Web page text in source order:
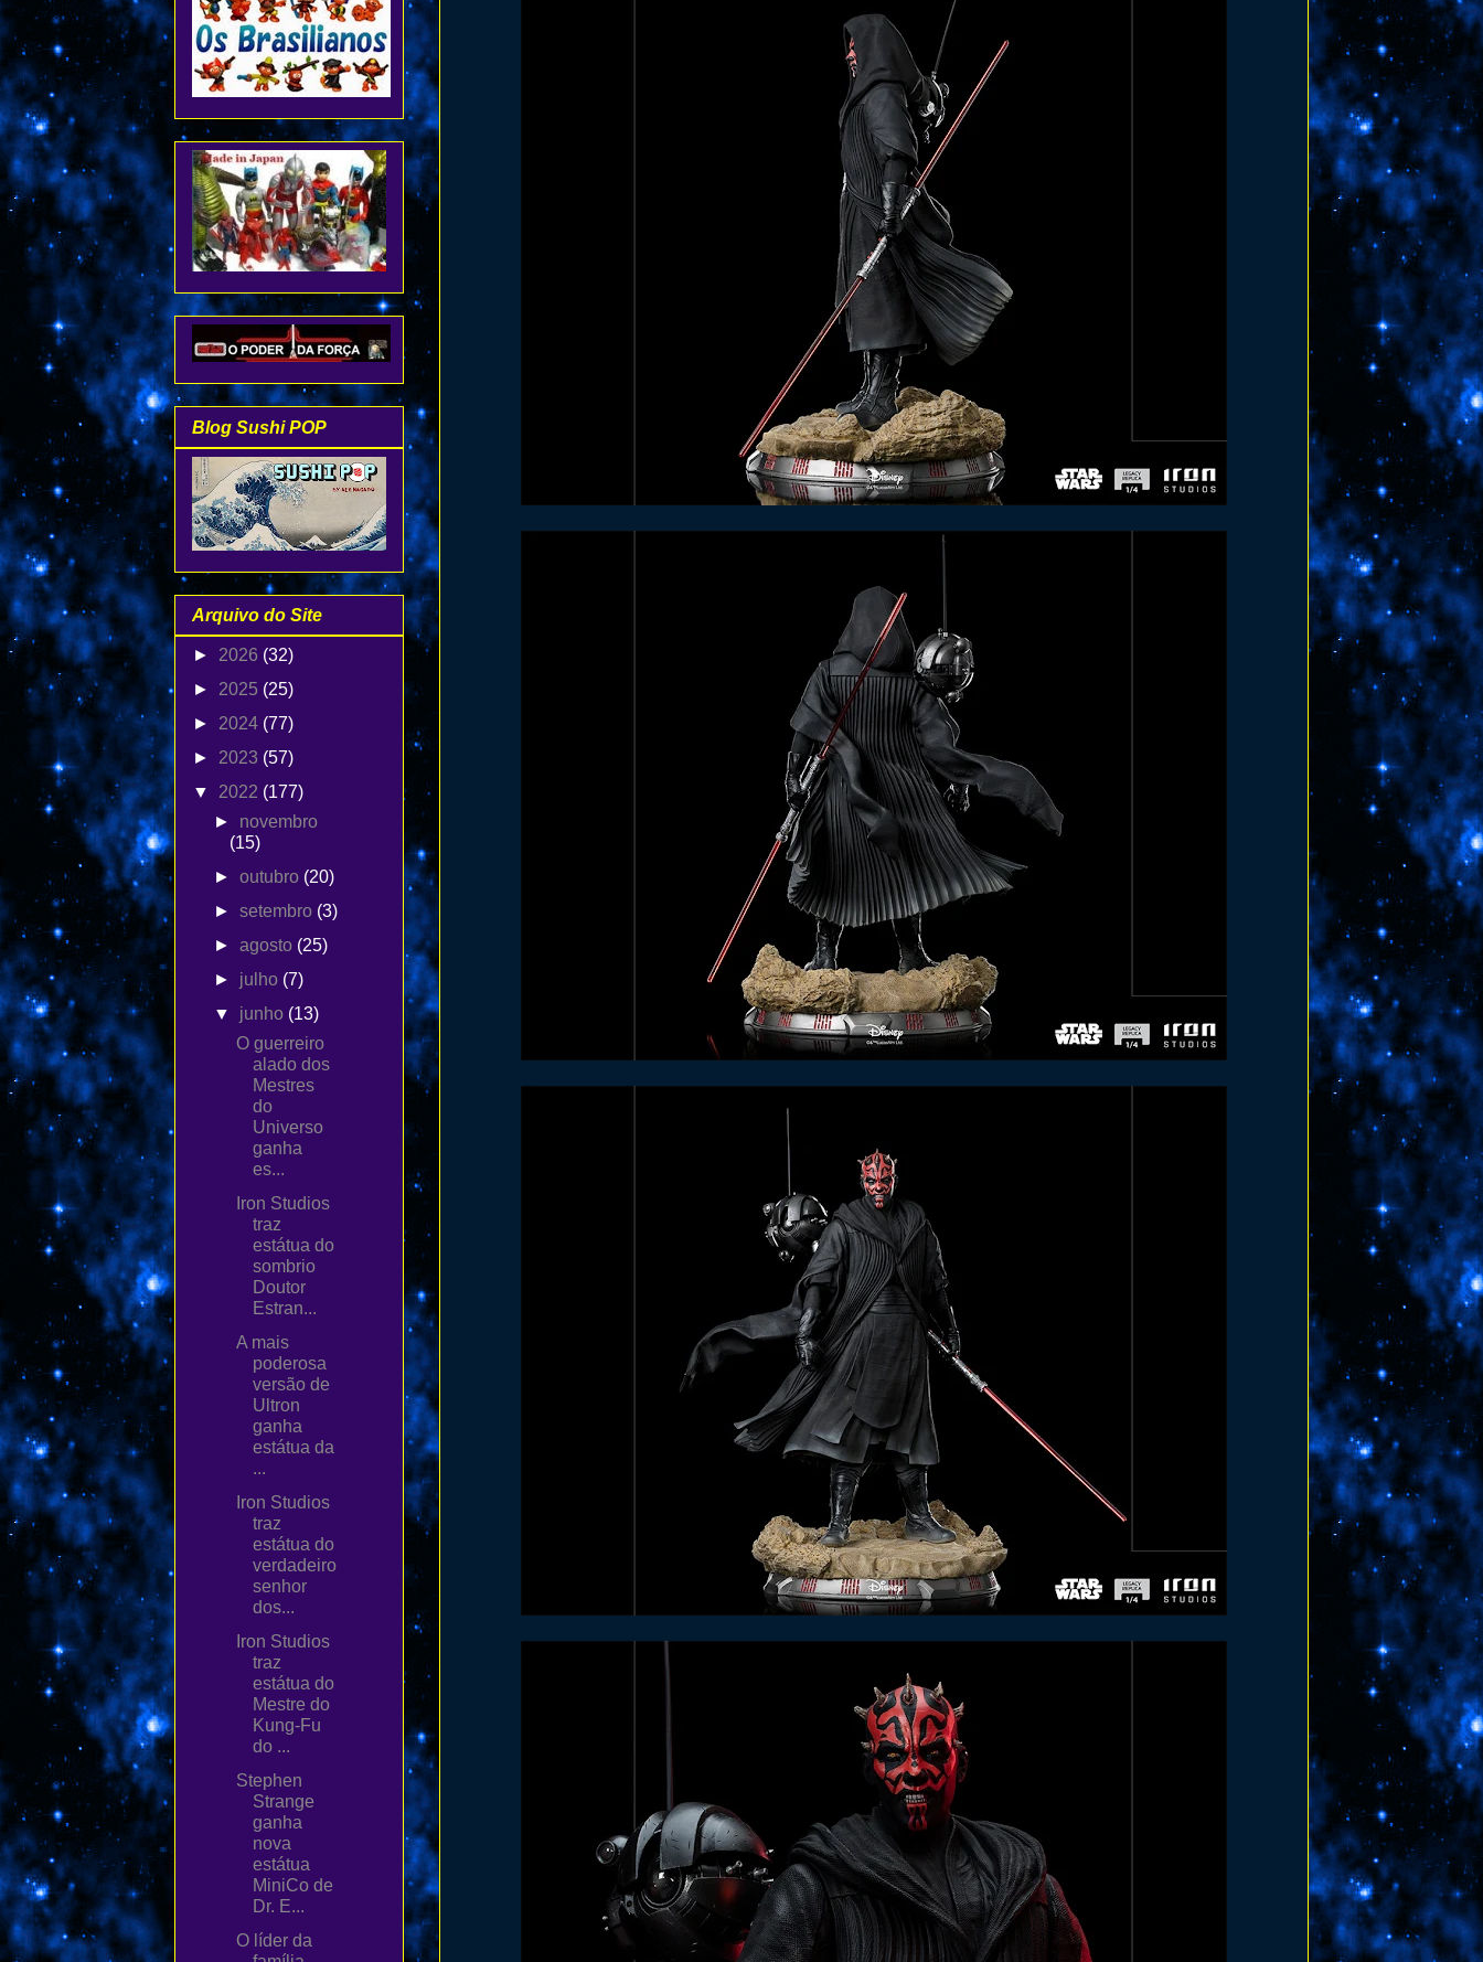
Blog Sushi POP
Arquivo do Site
► 2026 (32)
► 2025 (25)
► 2024 (77)
► 2023 (57)
▼ 2022 (177)
► novembro
(15)
►outubro (20)
►setembro (3)
►agosto (25)
► julho (7)
▼ junho (13)
O guerreiro
alado dos
Mestres
do
Universo
ganha
es...
Iron Studios
traz
estátua do
sombrio
Doutor
Estran...
A mais
poderosa
versão de
Ultron
ganha
estátua da
...
Iron Studios
traz
estátua do
verdadeiro
senhor
dos...
Iron Studios
traz
estátua do
Mestre do
Kung-Fu
do ...
Stephen
Strange
ganha
nova
estátua
MiniCo de
Dr. E...
O líder da